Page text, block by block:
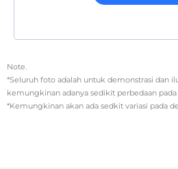
Note.
*Seluruh foto adalah untuk demonstrasi dan
kemungkinan adanya sedikit perbedaan
*Kemungkinan akan ada sedkit variasi pada